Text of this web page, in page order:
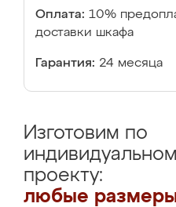
Оплата: 10%
доставки шкафа
Гарантия: 24 месяца
Изготовим по
проекту:
любые